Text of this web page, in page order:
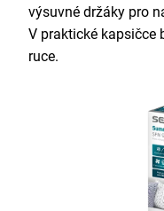
výsuvné držáky pro
V praktické kapsičce
ruce.